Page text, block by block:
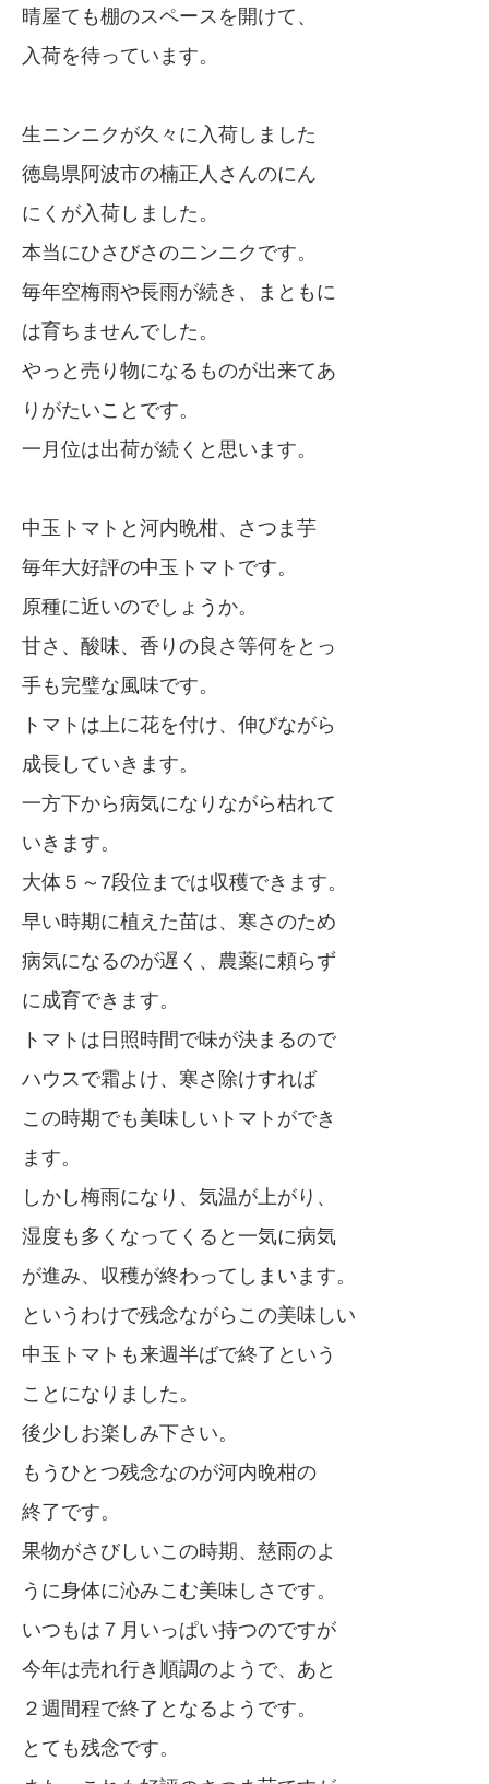
晴屋ても棚のスペースを開けて、
入荷を待っています。
生ニンニクが久々に入荷しました
徳島県阿波市の楠正人さんのにん
にくが入荷しました。
本当にひさびさのニンニクです。
毎年空梅雨や長雨が続き、まともに
は育ちませんでした。
やっと売り物になるものが出来てあ
りがたいことです。
一月位は出荷が続くと思います。
中玉トマトと河内晩柑、さつま芋
毎年大好評の中玉トマトです。
原種に近いのでしょうか。
甘さ、酸味、香りの良さ等何をとっ
手も完璧な風味です。
トマトは上に花を付け、伸びながら
成長していきます。
一方下から病気になりながら枯れて
いきます。
大体５～7段位までは収穫できます。
早い時期に植えた苗は、寒さのため
病気になるのが遅く、農薬に頼らず
に成育できます。
トマトは日照時間で味が決まるので
ハウスで霜よけ、寒さ除けすれば
この時期でも美味しいトマトができ
ます。
しかし梅雨になり、気温が上がり、
湿度も多くなってくると一気に病気
が進み、収穫が終わってしまいます。
というわけで残念ながらこの美味しい
中玉トマトも来週半ばで終了という
ことになりました。
後少しお楽しみ下さい。
もうひとつ残念なのが河内晩柑の
終了です。
果物がさびしいこの時期、慈雨のよ
うに身体に沁みこむ美味しさです。
いつもは７月いっぱい持つのですが
今年は売れ行き順調のようで、あと
２週間程で終了となるようです。
とても残念です。